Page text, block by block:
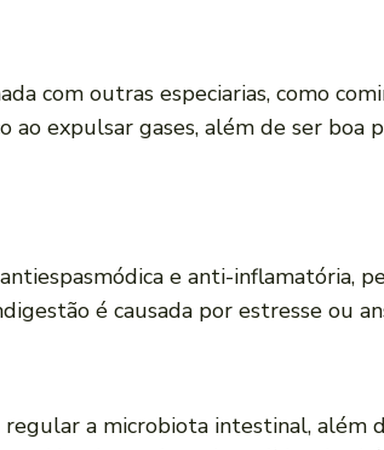
com outras especiarias, como
ao expulsar gases, além de ser
e anti-inflamatória,
é causada por estresse ou
regular a microbiota intestinal,